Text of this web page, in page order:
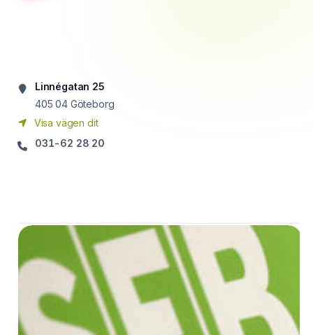
Linnégatan 25
405 04 Göteborg
Visa vägen dit
031-62 28 20